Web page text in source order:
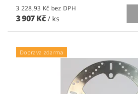
3 228,93 Kč bez DPH
3 907 Kč / ks
Doprava zdarma